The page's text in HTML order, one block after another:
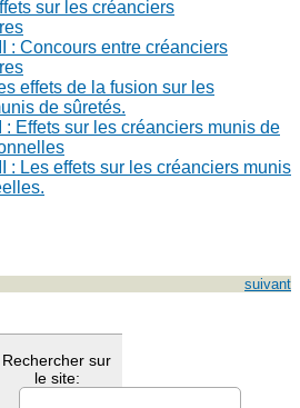
sur les créanciers
: Concours entre créanciers
effets de la fusion sur les
de sûretés.
: Effets sur les créanciers munis de
: Les effets sur les créanciers munis
suivant
Rechercher sur
le site: